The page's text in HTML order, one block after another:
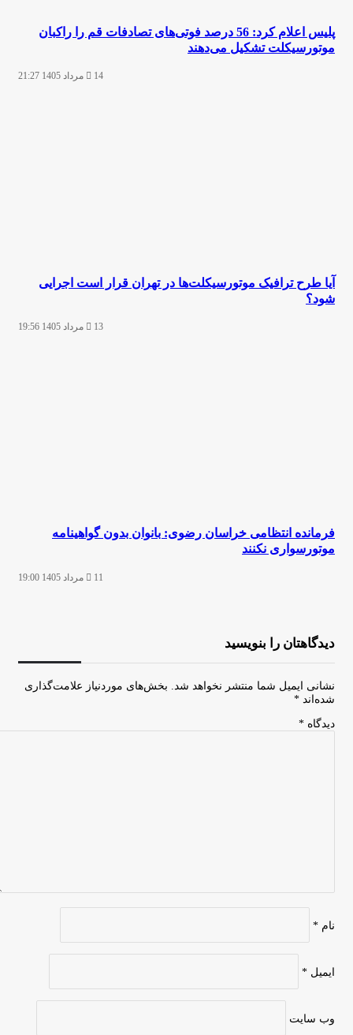
پلیس اعلام کرد: 56 درصد فوتی‌های تصادفات قم را راکبان
موتورسیکلت تشکیل می‌دهند
14 مرداد 1405 21:27
آیا طرح ترافیک موتورسیکلت‌ها در تهران قرار است اجرایی
شود؟
13 مرداد 1405 19:56
فرمانده انتظامی خراسان رضوی: بانوان بدون گواهینامه
موتورسواری نکنند
11 مرداد 1405 19:00
دیدگاهتان را بنویسید
نشانی ایمیل شما منتشر نخواهد شد.
بخش‌های موردنیاز علامت‌گذاری
شده‌اند *
دیدگاه *
نام *
ایمیل *
وب‌ سایت